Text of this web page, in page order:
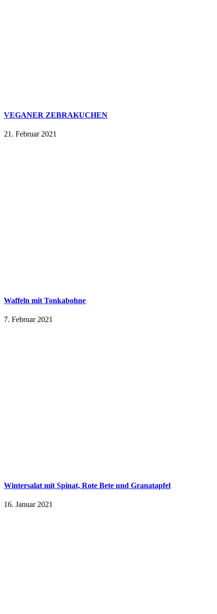
VEGANER ZEBRAKUCHEN
21. Februar 2021
Waffeln mit Tonkabohne
7. Februar 2021
Wintersalat mit Spinat, Rote Bete und Granatapfel
16. Januar 2021